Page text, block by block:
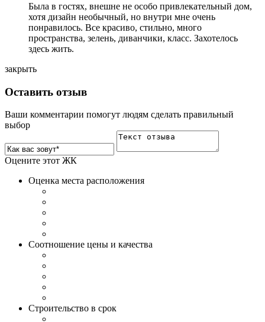
Была в гостях, внешне не особо привлекательный дом,
хотя дизайн необычный, но внутри мне очень
понравилось. Все красиво, стильно, много
пространства, зелень, диванчики, класс. Захотелось
здесь жить.
закрыть
Оставить отзыв
Ваши комментарии помогут людям сделать правильный
выбор
Оцените этот ЖК
Оценка места расположения
Соотношение цены и качества
Строительство в срок